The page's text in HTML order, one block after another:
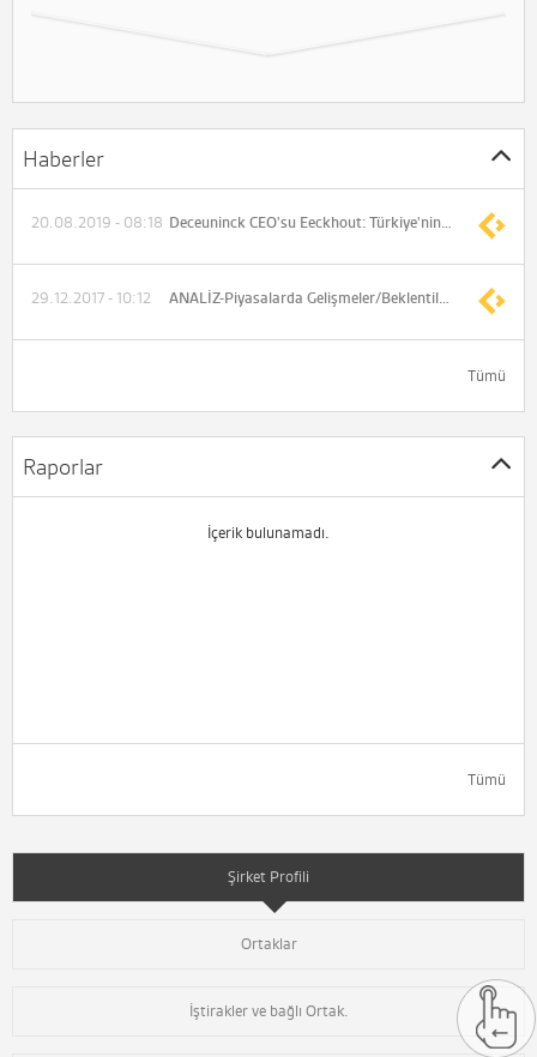
Haberler
Deceuninck CEO'su Eeckhout: Türkiye'nin uzun vadeli potansiyeline kesinlikle inanıyoruz
20.08.2019 - 08:18
ANALİZ-Piyasalarda Gelişmeler/Beklentiler(Bizim Menkul Değerler)
29.12.2017 - 10:12
Tümü
Raporlar
İçerik bulunamadı.
Tümü
Şirket Profili
Ortaklar
İştirakler ve bağlı Ortak.